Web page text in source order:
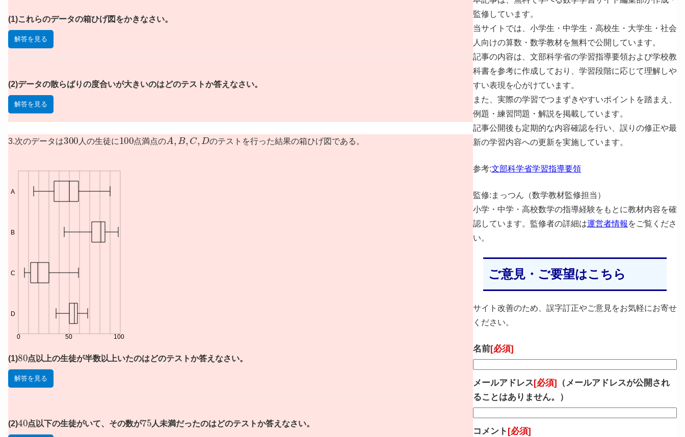
(1)これらのデータの箱ひげ図をかきなさい。
解答を見る
(2)データの散らばりの度合いが大きいのはどのテストか答えなさい。
解答を見る
3.次のデータは
300
人の生徒に
100
点満点の
A,B,C,D
のテストを行った結果の箱ひげ図である。
A
B
C
D
0 50 100
(1)
80
点以上の生徒が半数以上いたのはどのテストか答えなさい。
解答を見る
(2)
40
点以下の生徒がいて、その数が
75
人未満だったのはどのテストか答えなさい。
監修しています。
当サイトでは、小学生・中学生・高校生・大学生・社会
人向けの算数・数学教材を無料で公開しています。
記事の内容は、文部科学省の学習指導要領および学校教
科書を参考に作成しており、学習段階に応じて理解しや
すい表現を心がけています。
また、実際の学習でつまずきやすいポイントを踏まえ、
例題・練習問題・解説を掲載しています。
記事公開後も定期的な内容確認を行い、誤りの修正や最
新の学習内容への更新を実施しています。
参考:文部科学省学習指導要領
監修:まっつん（数学教材監修担当）
小学・中学・高校数学の指導経験をもとに教材内容を確
認しています。監修者の詳細は運営者情報 をご覧くださ
い。
ご意見・ご要望はこちら
サイト改善のため、誤字訂正やご意見をお気軽にお寄せ
ください。
名前[必須]
メールアドレス [必須]
（メールアドレスが公開され
ることはありません。）
コメント [必須]